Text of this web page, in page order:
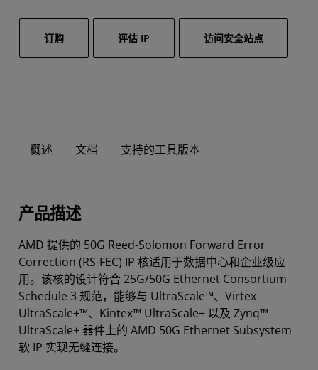
订购 评估 IP 访问安全站点
概述 文档 支持的工具版本
产品描述
AMD 提供的 50G Reed-Solomon Forward Error
Correction (RS-FEC) IP 核适用于数据中心和企业级应
用。该核的设计符合 25G/50G Ethernet Consortium
Schedule 3 规范，能够与 UltraScale™、Virtex
UltraScale+™、Kintex™ UltraScale+ 以及 Zynq™
UltraScale+ 器件上的 AMD 50G Ethernet Subsystem
软 IP 实现无缝连接。